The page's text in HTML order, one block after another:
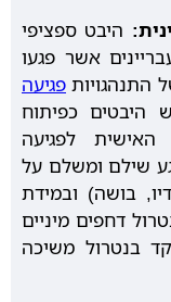
היבט ספציפי
אשר פגעו
התנהגויות פגיעה
היבטים כפיתוח
לפגיעה
שילם ומשלם על
בושה) ובמידת
דחפים מיניים
בנטרול משיכה